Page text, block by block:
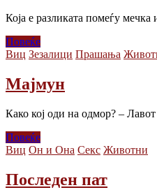
Која е разликата помеѓу
Повеќе
Виц Зезалици Прашања
Мајмун
Како кој оди на одмор? –
Повеќе
Виц Он и Она Секс Животни
Последен пат